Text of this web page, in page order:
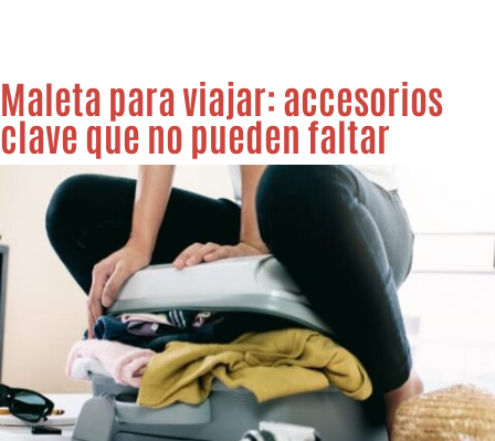
Maleta para viajar: accesorios
clave que no pueden faltar